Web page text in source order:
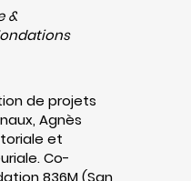
&
de projets
Agnès
et
Co-
836M (San